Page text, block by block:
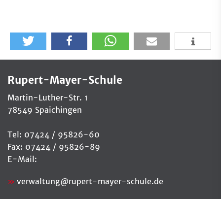
Rupert-Mayer-Schule
Martin-Luther-Str. 1
78549 Spaichingen
Tel: 07424 / 95826-60
Fax: 07424 / 95826-89
E-Mail:
verwaltung@rupert-mayer-schule.de